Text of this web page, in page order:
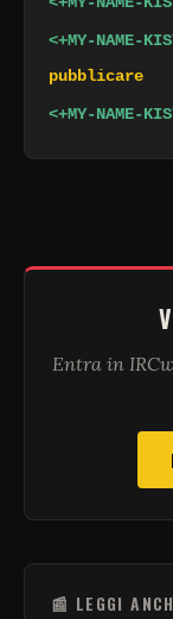
<+MY-NAME-
pubblicare
<+MY-NAME-
Entra in
📰 LEGGI